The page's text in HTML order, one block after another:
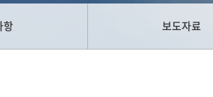
항 보도자료